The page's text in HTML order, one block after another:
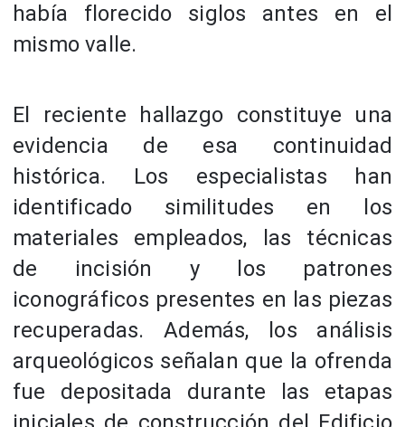
había florecido siglos antes en el
mismo valle.
El reciente hallazgo constituye una
evidencia de esa continuidad
histórica. Los especialistas han
identificado similitudes en los
materiales empleados, las técnicas
de incisión y los patrones
iconográficos presentes en las piezas
recuperadas. Además, los análisis
arqueológicos señalan que la ofrenda
fue depositada durante las etapas